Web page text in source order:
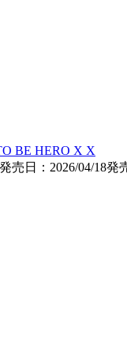
BE HERO X X
発売日：2026/04/18発